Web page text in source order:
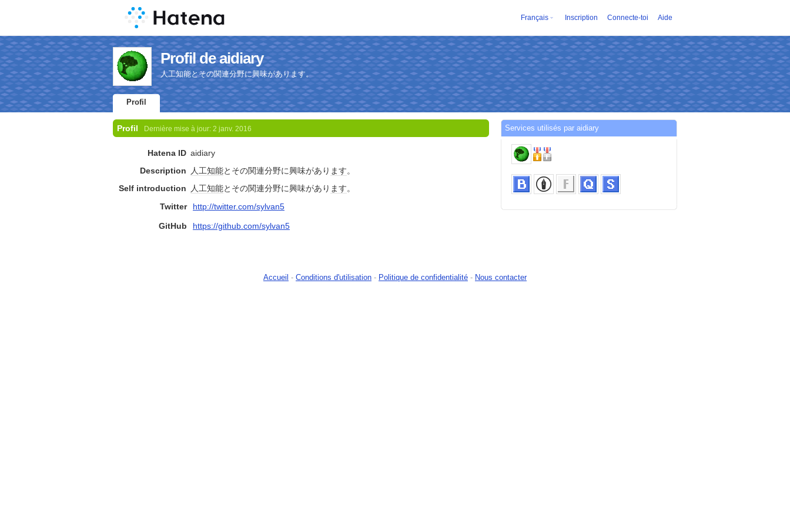
Français Inscription Connecte-toi Aide
Profil de aidiary
人工知能とその関連分野に興味があります。
Profil
Profil Dernière mise à jour: 2 janv. 2016
Hatena ID aidiary
Description
人工知能とその関連分野に興味があり ます。
Self introduction
人工知能とその関連分野に興味があり ます。
Twitter
http://twitter.com/sylvan5
GitHub https://github.com/sylvan5
Services utilisés par aidiary
Accueil - Conditions d'utilisation - Politique de confidentialité - Nous contacter